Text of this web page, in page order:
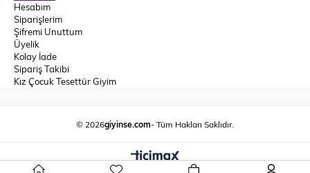
Hesabım
Siparişlerim
Şifremi Unuttum
Üyelik
Kolay İade
Sipariş Takibi
Kız Çocuk Tesettür Giyim
© 2026giyinse.com- Tüm Hakları Saklıdır.